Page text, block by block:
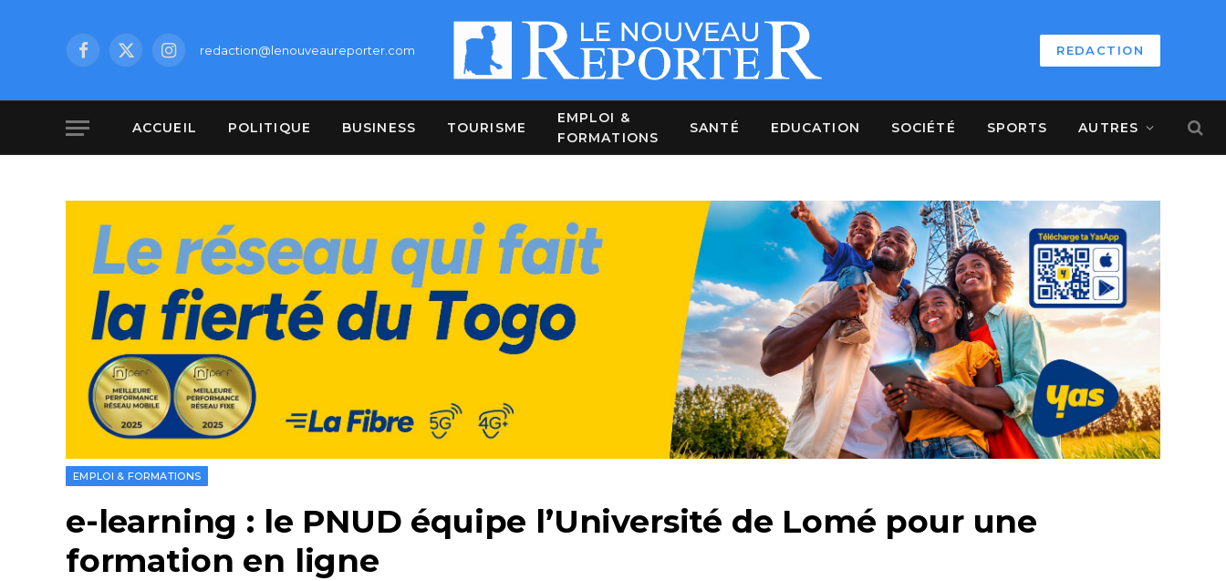
Facebook
X
Instagramredaction@lenouveaureporter.com REDACTION
ACCUEIL POLITIQUE BUSINESS TOURISME
EMPLOI &
FORMATIONS
SANTÉ EDUCATION SOCIÉTÉ SPORTS AUTRES
EMPLOI & FORMATIONS
e-learning : le PNUD équipe l’Université de Lomé pour une
formation en ligne